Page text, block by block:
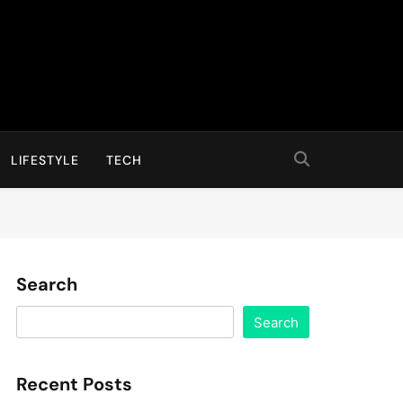
LIFESTYLE TECH
Search
Search
Recent Posts